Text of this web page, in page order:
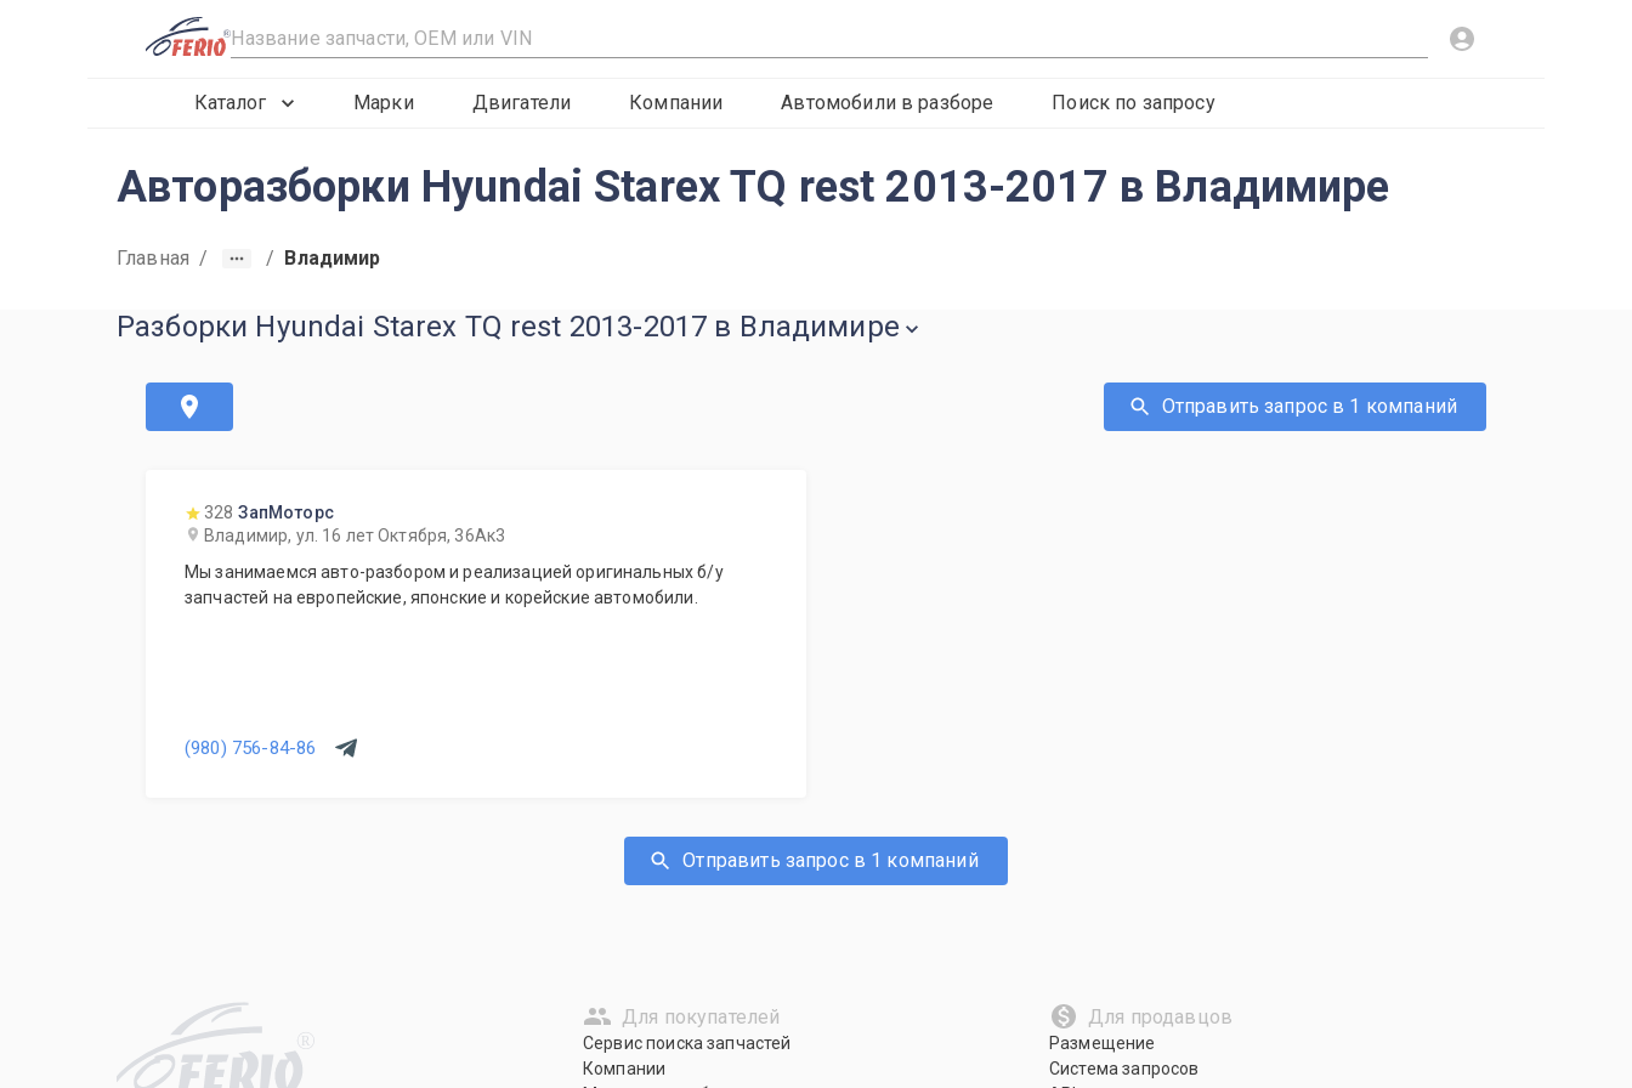
R
Каталог Марки Двигатели Компании Автомобили в разборе Поиск по запросу
Авторазборки Hyundai Starex TQ rest 2013-2017 в Владимире
Главная / / Владимир
Разборки Hyundai Starex TQ rest 2013-2017 в Владимире
Отправить запрос в 1 компаний
328 ЗапМоторс
Владимир, ул. 16 лет Октября, 36Ак3
Мы занимаемся авто-разбором и реализацией оригинальных б/у
запчастей на европейские, японские и корейские автомобили.
(980) 756-84-86
Отправить запрос в 1 компаний
R
Для покупателей
Сервис поиска запчастей
Компании
Для продавцов
Размещение
Система запросов